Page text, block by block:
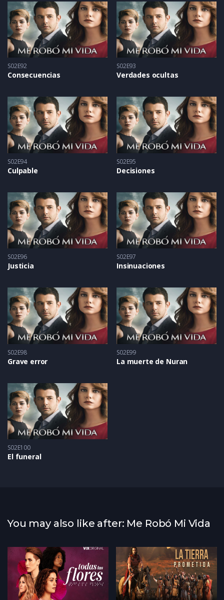
S02E92
Consecuencias
S02E93
Verdades ocultas
S02E94
Culpable
S02E95
Decisiones
S02E96
Justicia
S02E97
Insinuaciones
S02E98
Grave error
S02E99
La muerte de Nuran
S02E100
El funeral
You may also like after: Me Robó Mi Vida